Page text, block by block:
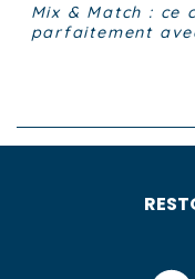
Mix & Match : ce
parfaitement